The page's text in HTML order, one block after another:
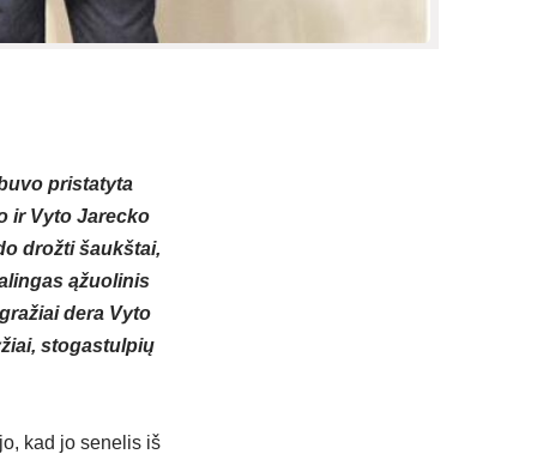
pristatyta
ir Vyto Jarecko
drožti šaukštai,
ąžuolinis
dera Vyto
stogastulpių
kad jo senelis iš